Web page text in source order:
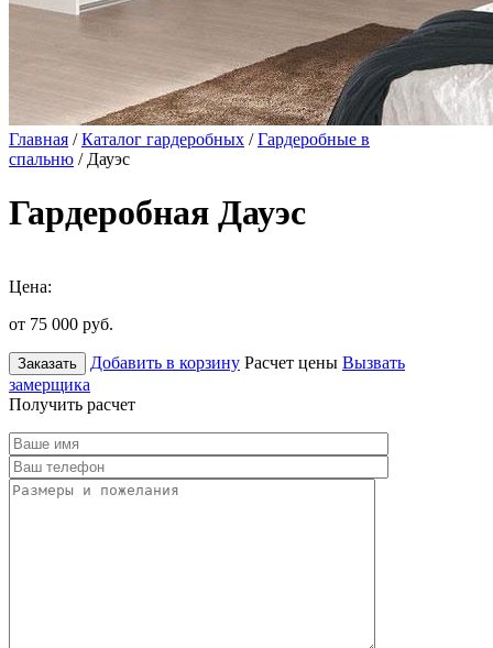
Главная /Каталог гардеробных /Гардеробные в
спальню / Дауэс
Гардеробная Дауэс
Цена:
от 75 000 руб.
Заказать Добавить в корзину Расчет цены Вызвать
замерщика
Получить расчет